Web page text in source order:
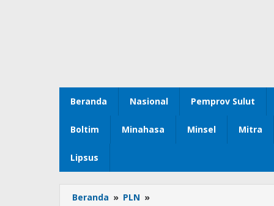
Beranda Nasional Pemprov Sulut
Boltim Minahasa Minsel Mitra
Lipsus
Beranda » PLN »